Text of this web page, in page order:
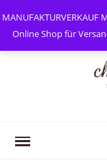
MANUFAKTURVERKAUF
Online Shop für